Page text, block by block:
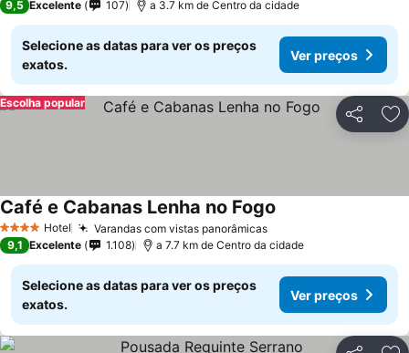
9,5 Excelente 107 a 3.7 km de Centro da cidade
Selecione as datas para ver os preços
exatos.
Ver preços
Partilhar
Escolha popular
4 EstrelasHotel Varandas com vistas panorâmicas
Café e Cabanas Lenha no Fogo
9,1 Excelente 1.108 a 7.7 km de Centro da cidade
Selecione as datas para ver os preços
exatos.
Ver preços